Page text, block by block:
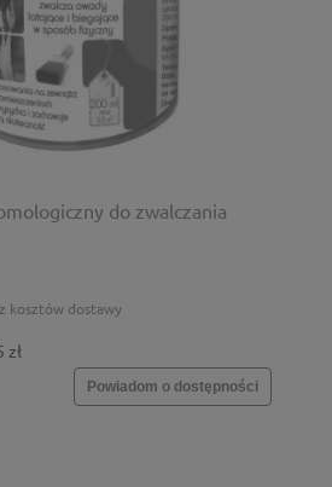
do zwalczania
kosztów dostawy
zł
Powiadom o dostępności